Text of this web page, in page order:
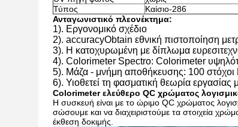
Τύπος
Καίσιο-286
Ανταγωνιστικό πλεονέκτημα:
1). Εργονομικό σχέδιο
2). accuracyObtain εθνική πιστοποίηση
3). Η κατοχυρωμένη με δίπλωμα
4). Colorimeter Spectro: Colorimeter
5). Μάζα - μνήμη αποθήκευσης: 100 στόχοι
6). Υιοθετεί τη φασματική θεωρία
Colorimeter ελεύθερο QC χρώματος
Η συσκευή είναι με το ώριμο QC χρώματος
σώσουμε και να διαχειριστούμε τα στοιχεία
έκθεση δοκιμής.